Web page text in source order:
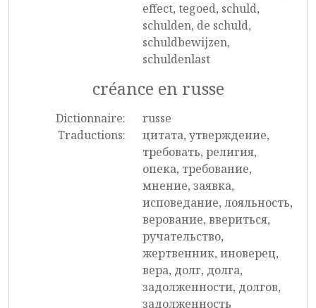
effect, tegoed, schuld,
schulden, de schuld,
schuldbewijzen,
schuldenlast
créance en russe
Dictionnaire:
russe
Traductions:
цитата, утверждение,
требовать, религия,
опека, требование,
мнение, заявка,
исповедание, лояльность,
верование, ввериться,
ручательство,
жертвенник, иноверец,
вера, долг, долга,
задолженности, долгов,
задолженность